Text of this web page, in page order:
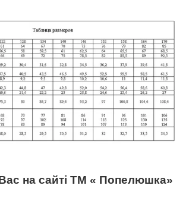
Вас на сайті ТМ « Попелюшка»